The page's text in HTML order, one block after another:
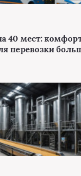
40 мест:
перевозки